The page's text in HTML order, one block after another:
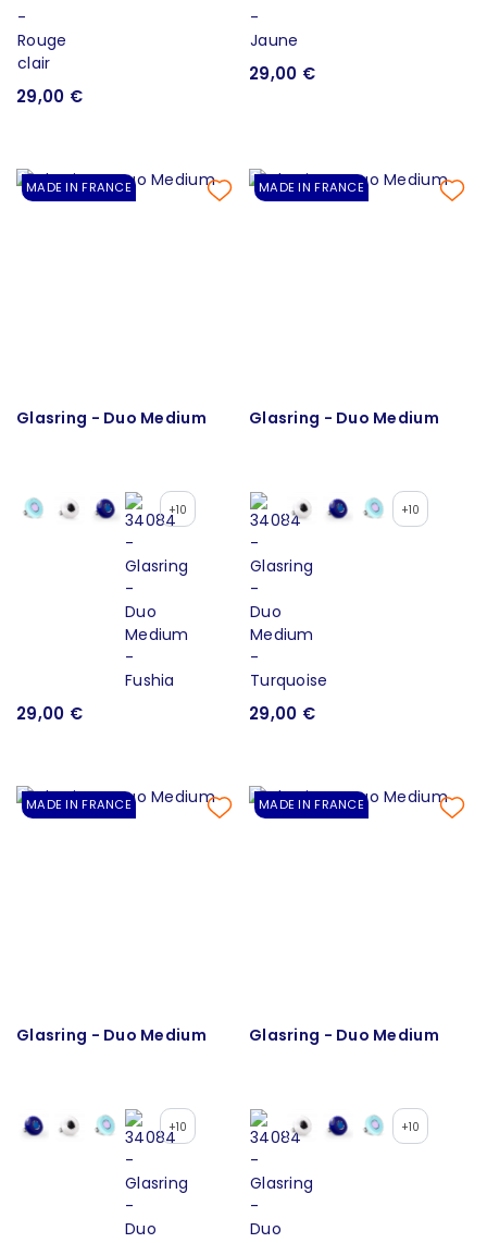
29,00 €
29,00 €
MADE IN FRANCE
Glasring - Duo Medium
+10
29,00 €
MADE IN FRANCE
Glasring - Duo Medium
+10
29,00 €
MADE IN FRANCE
Glasring - Duo Medium
+10
MADE IN FRANCE
Glasring - Duo Medium
+10